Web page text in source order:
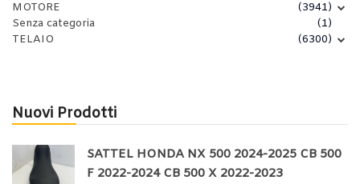
MOTORE
(3941)
Senza categoria
(1)
TELAIO
(6300)
Nuovi Prodotti
SATTEL HONDA NX 500 2024-2025 CB 500
F 2022-2024 CB 500 X 2022-2023